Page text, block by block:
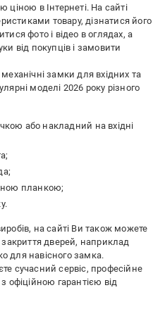
ціною в Інтернеті. На сайті
товару, дізнатися його
фото і відео в оглядах, а
від покупців і замовити
замки для вхідних та
моделі 2026 року різного
або накладний на вхідні
планкою;
на сайті Ви також можете
дверей, наприклад
для навісного замка.
сучасний сервіс, професійне
офіційною гарантією від